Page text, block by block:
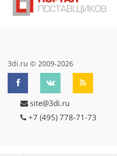
3di.ru © 2009-2026
site@3di.ru
+7 (495) 778-71-73